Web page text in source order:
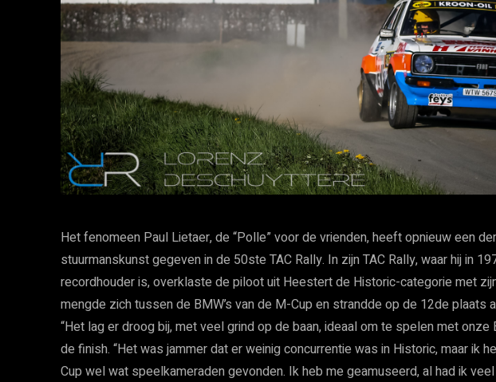
Het fenomeen Paul Lietaer, de “Polle” voor de vrienden, heeft opnieuw een
stuurmanskunst gegeven in de 50ste TAC Rally. In zijn TAC Rally, waar hij in
recordhouder is, overklaste de piloot uit Heestert de Historic-categorie met
mengde zich tussen de BMW’s van de M-Cup en strandde op de 12de plaats
“Het lag er droog bij, met veel grind op de baan, ideaal om te spelen met
de finish. “Het was jammer dat er weinig concurrentie was in Historic, maar ik
Cup wel wat speelkameraden gevonden. Ik heb me geamuseerd, al had ik